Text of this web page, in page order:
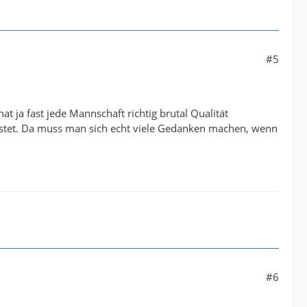
#5
ja fast jede Mannschaft richtig brutal Qualität
Da muss man sich echt viele Gedanken machen, wenn
#6